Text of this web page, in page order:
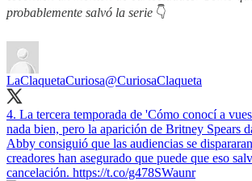
probablemente salvó la serie 👇
LaClaquetaCuriosa@CuriosaClaqueta
4. La tercera temporada de 'Cómo conocí a
nada bien, pero la aparición de Britney Spears
Abby consiguió que las audiencias se
creadores han asegurado que puede que eso
cancelación. https://t.co/g478SWaunr